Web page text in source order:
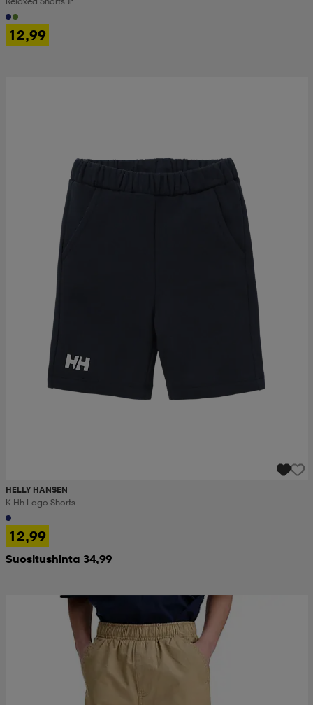
12,99
HELLY HANSEN
K Hh Logo Shorts
12,99
Suositushinta 34,99